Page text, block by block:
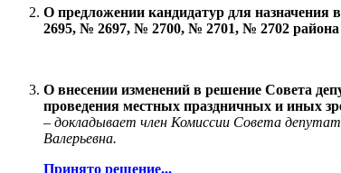
О предложении кандидатур для
2695, № 2697, № 2700, № 2701, № 2702
О внесении изменений в решение Совета
проведения местных праздничных и иных
– докладывает член Комиссии Совета
Валерьевна.
Принято решение...